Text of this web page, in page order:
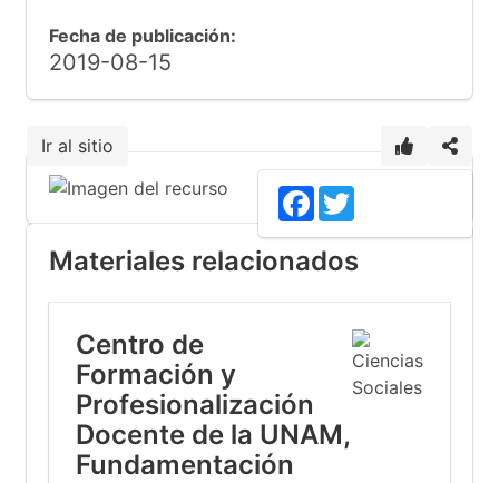
Fecha de publicación:
2019-08-15
Ir al sitio
Facebook
Materiales relacionados
Centro de
Formación y
Profesionalización
Docente de la UNAM,
Fundamentación